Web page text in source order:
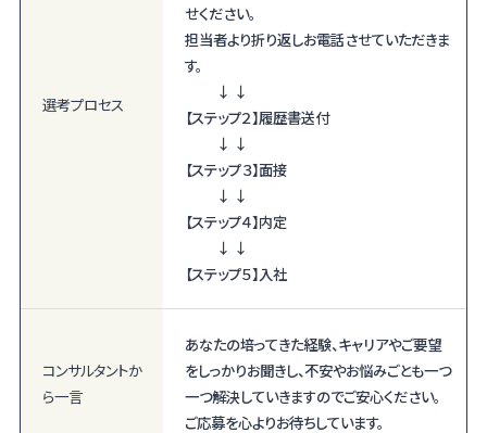
選考プロセス
せください。
担当者より折り返しお電話させていただきま
す。
↓ ↓
【ステップ２】履歴書送付
↓ ↓
【ステップ３】面接
↓ ↓
【ステップ４】内定
↓ ↓
【ステップ５】入社
コンサルタントか
ら一言
あなたの培ってきた経験、キャリアやご要望
をしっかりお聞きし、不安やお悩みごとも一つ
一つ解決していきますのでご安心ください。
ご応募を心よりお待ちしています。